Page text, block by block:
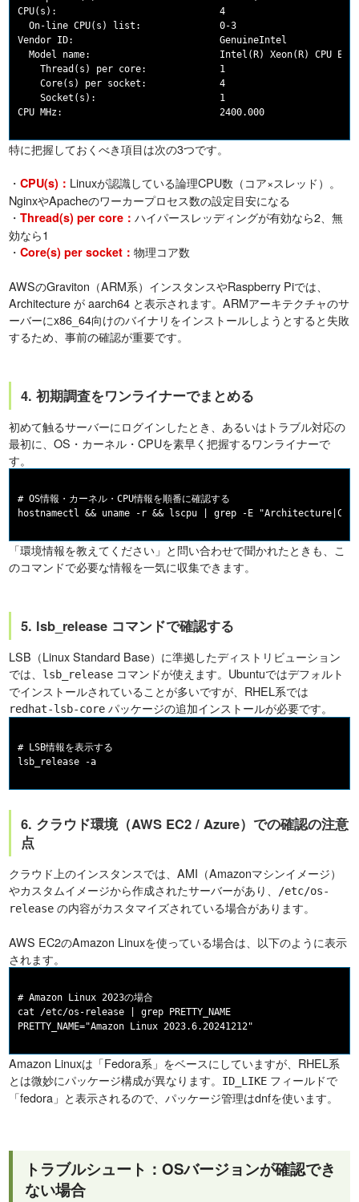
CPU(s):                             4
  On-line CPU(s) list:              0-3
Vendor ID:                          GenuineIntel
Model name:                       Intel(R) Xeon(R) CPU E5-
    Thread(s) per core:             1
    Core(s) per socket:             4
    Socket(s):                      1
特に把握しておくべき項目は次の3つです。
・CPU(s)： Linuxが認識している論理CPU数（コア×スレッド）。
NginxやApacheのワーカープロセス数の設定目安になる
・Thread(s) per core：ハイパースレッディングが有効なら2、無
効なら1
・Core(s) per socket：物理コア数
AWSのGraviton（ARM系）インスタンスやRaspberry Piでは、
Architecture が aarch64 と表示されます。ARMアーキテクチャのサ
ーバーにx86_64向けのバイナリをインストールしようとすると失敗
するため、事前の確認が重要です。
4. 初期調査をワンライナーでまとめる
初めて触るサーバーにログインしたとき、あるいはトラブル対応の
最初に、OS・カーネル・CPUを素早く把握するワンライナーで
す。
# OS情報・カーネル・CPU情報を順番に確認する
「環境情報を教えてください」と問い合わせで聞かれたときも、こ
のコマンドで必要な情報を一気に収集できます。
5. lsb_release コマンドで確認する
LSB（Linux Standard Base）に準拠したディストリビューション
では、
lsb_release コマンドが使えます。Ubuntuではデフォルト
でインストールされていることが多いですが、RHEL系では
redhat-lsb-core パッケージの追加インストールが必要です。
# LSB情報を表示する
6. クラウド環境（AWS EC2 / Azure）での確認の注意
点
クラウド上のインスタンスでは、AMI（Amazonマシンイメージ）
やカスタムイメージから作成されたサーバーがあり、
/etc/os-
release の内容がカスタマイズされている場合があります。
AWS EC2のAmazon Linuxを使っている場合は、以下のように表示
されます。
# Amazon Linux 2023の場合
cat /etc/os-release | grep PRETTY_NAME
Amazon Linuxは「Fedora系」をベースにしていますが、RHEL系
とは微妙にパッケージ構成が異なります。
ID_LIKE フィールドで
「fedora」と表示されるので、パッケージ管理はdnfを使います。
トラブルシュート：OSバージョンが確認でき
ない場合